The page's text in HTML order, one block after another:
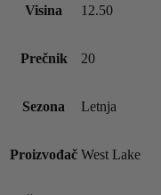
Visina 12.50
Prečnik 20
Sezona Letnja
Proizvođač West Lake